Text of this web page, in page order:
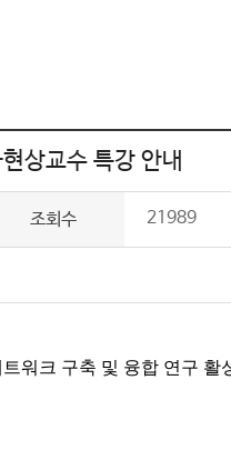
상교수 특강 안내
조회수 21989
워크 구축 및 융합 연구 활